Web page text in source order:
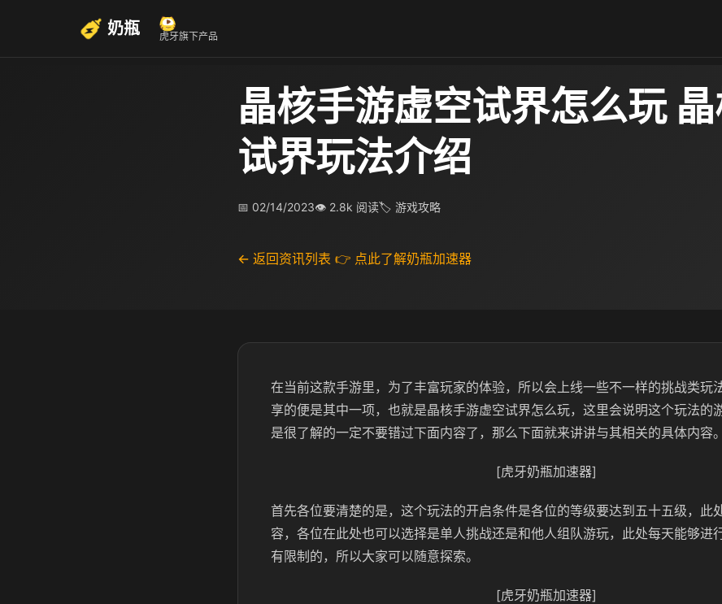
奶瓶 虎牙旗下产品
晶核手游虚空试界怎么玩
试界玩法介绍
📅 02/14/2023👁 2.8k 阅读🏷 游戏攻略
← 返回资讯列表 👉 点此了解奶瓶加速器
在当前这款手游里，为了丰富玩家的体验，所以会上线一些不一样的挑战类玩
享的便是其中一项，也就是晶核手游虚空试界怎么玩，这里会说明这个玩法的
是很了解的一定不要错过下面内容了，那么下面就来讲讲与其相关的具体内容。
[虎牙奶瓶加速器]
首先各位要清楚的是，这个玩法的开启条件是各位的等级要达到五十五级，此
容，各位在此处也可以选择是单人挑战还是和他人组队游玩，此处每天能够进
有限制的，所以大家可以随意探索。
[虎牙奶瓶加速器]